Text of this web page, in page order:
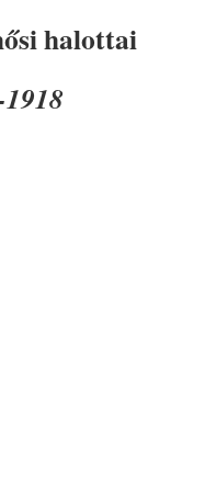
halottai